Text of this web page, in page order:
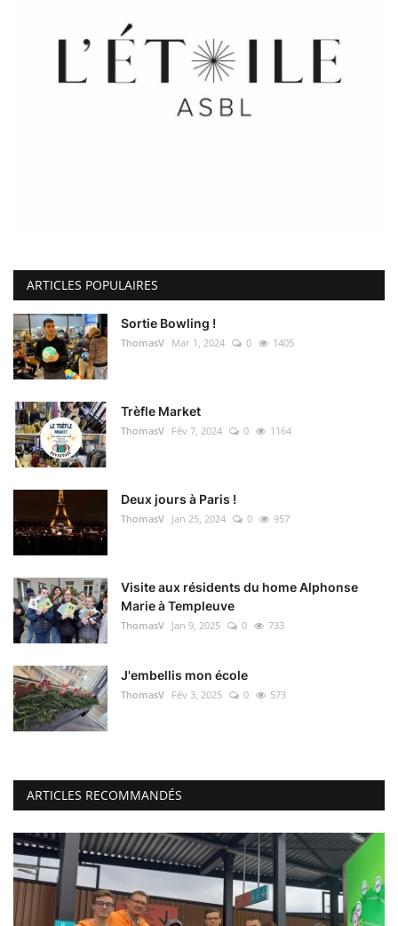
ARTICLES POPULAIRES
Sortie Bowling !
ThomasV Mar 1, 2024 0 1405
Trèfle Market
ThomasV Fév 7, 2024 0 1164
Deux jours à Paris !
ThomasV Jan 25, 2024 0 957
Visite aux résidents du home Alphonse
Marie à Templeuve
ThomasV Jan 9, 2025 0 733
J'embellis mon école
ThomasV Fév 3, 2025 0 573
ARTICLES RECOMMANDÉS